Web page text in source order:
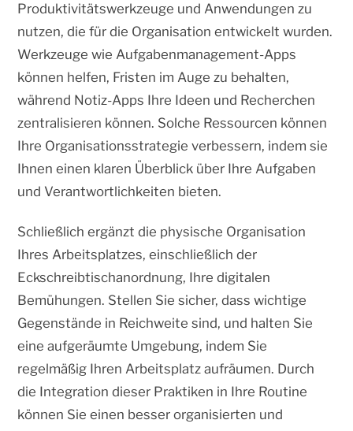
Produktivitätswerkzeuge und Anwendungen zu
nutzen, die für die Organisation entwickelt wurden.
Werkzeuge wie Aufgabenmanagement-Apps
können helfen, Fristen im Auge zu behalten,
während Notiz-Apps Ihre Ideen und Recherchen
zentralisieren können. Solche Ressourcen können
Ihre Organisationsstrategie verbessern, indem sie
Ihnen einen klaren Überblick über Ihre Aufgaben
und Verantwortlichkeiten bieten.
Schließlich ergänzt die physische Organisation
Ihres Arbeitsplatzes, einschließlich der
Eckschreibtischanordnung, Ihre digitalen
Bemühungen. Stellen Sie sicher, dass wichtige
Gegenstände in Reichweite sind, und halten Sie
eine aufgeräumte Umgebung, indem Sie
regelmäßig Ihren Arbeitsplatz aufräumen. Durch
die Integration dieser Praktiken in Ihre Routine
können Sie einen besser organisierten und